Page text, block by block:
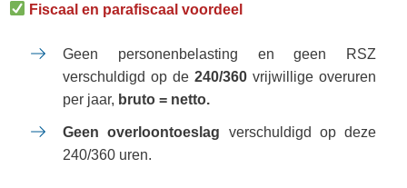
Fiscaal en parafiscaal voordeel
Geen personenbelasting en geen RSZ
verschuldigd op de 240/360 vrijwillige overuren
per jaar, bruto = netto.
Geen overloontoeslag verschuldigd op deze
240/360 uren.